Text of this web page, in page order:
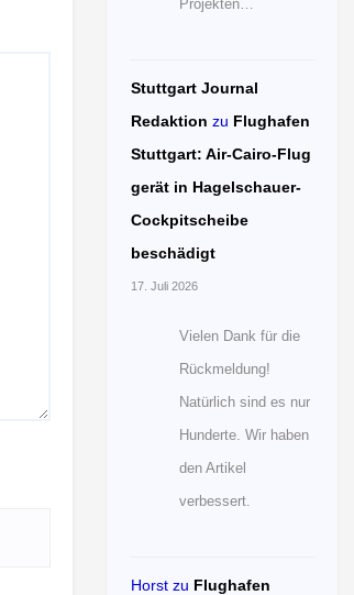
Projekten…
Stuttgart Journal
Redaktion zu Flughafen
Stuttgart: Air-Cairo-Flug
gerät in Hagelschauer-
Cockpitscheibe
beschädigt
17. Juli 2026
Vielen Dank für die
Rückmeldung!
Natürlich sind es nur
Hunderte. Wir haben
den Artikel
verbessert.
Horstzu Flughafen